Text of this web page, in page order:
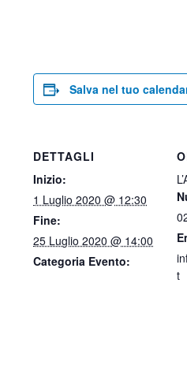
Salva nel tuo
DETTAGLI
Inizio:
1 Luglio 2020 @ 12:30
Fine:
25 Luglio 2020 @ 14:00
Categoria Evento:
t